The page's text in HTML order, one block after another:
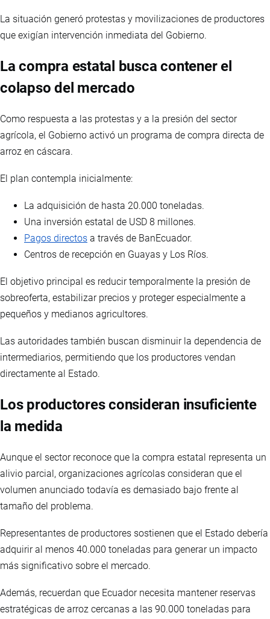
La situación generó protestas y movilizaciones de productores
que exigían intervención inmediata del Gobierno.
La compra estatal busca contener el
colapso del mercado
Como respuesta a las protestas y a la presión del sector
agrícola, el Gobierno activó un programa de compra directa de
arroz en cáscara.
El plan contempla inicialmente:
La adquisición de hasta 20.000 toneladas.
Una inversión estatal de USD 8 millones.
Pagos directos a través de BanEcuador.
Centros de recepción en Guayas y Los Ríos.
El objetivo principal es reducir temporalmente la presión de
sobreoferta, estabilizar precios y proteger especialmente a
pequeños y medianos agricultores.
Las autoridades también buscan disminuir la dependencia de
intermediarios, permitiendo que los productores vendan
directamente al Estado.
Los productores consideran insuficiente
la medida
Aunque el sector reconoce que la compra estatal representa un
alivio parcial, organizaciones agrícolas consideran que el
volumen anunciado todavía es demasiado bajo frente al
tamaño del problema.
Representantes de productores sostienen que el Estado debería
adquirir al menos 40.000 toneladas para generar un impacto
más significativo sobre el mercado.
Además, recuerdan que Ecuador necesita mantener reservas
estratégicas de arroz cercanas a las 90.000 toneladas para